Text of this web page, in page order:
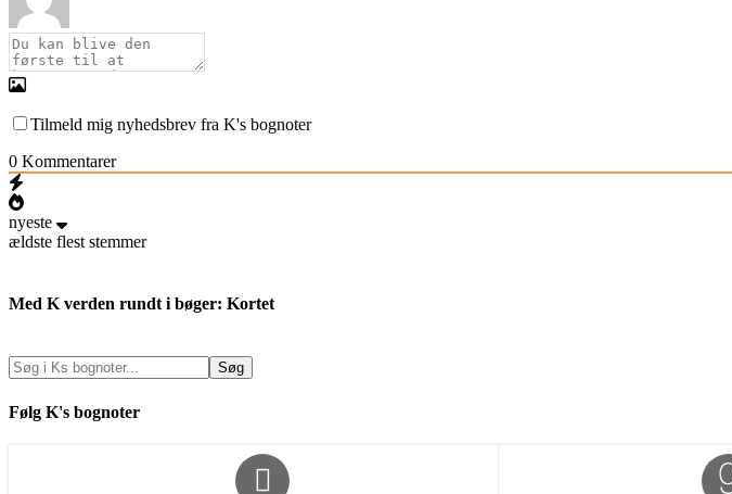
Tilmeld mig nyhedsbrev fra K's bognoter
0 Kommentarer
nyeste
ældste flest stemmer
Med K verden rundt i bøger: Kortet
Følg K's bognoter